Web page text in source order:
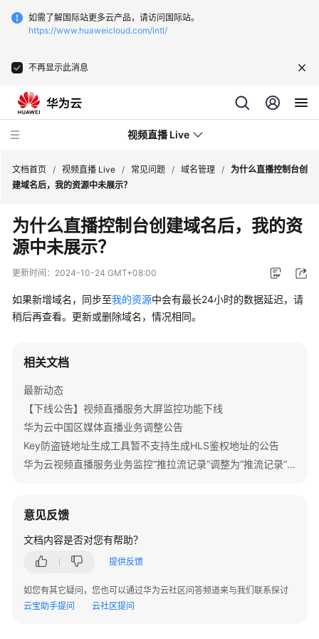
如需了解国际站更多云产品，请访问国际站。
https://www.huaweicloud.com/intl/
不再显示此消息
视频直播 Live
最
新
动
服
务
公
品
介
绍
费
快
云
文档首页 / 视频直播 Live / 常见问题 / 域名管理 / 为什么直播控制台创
建域名后，我的资源中未展示？
为什么直播控制台创建域名后，我的资
源中未展示？
更新时间： 2024-10-24 GMT+08:00
如果新增域名，同步至我的资源中会有最长24小时的数据延迟，请
稍后再查看。更新或删除域名，情况相同。
相关文档
最新动态
【下线公告】视频直播服务大屏监控功能下线
华为云中国区媒体直播业务调整公告
Key防盗链地址生成工具暂不支持生成HLS鉴权地址的公告
华为云视频直播服务业务监控“推拉流记录”调整为“推流记录”的公告
意见反馈
文档内容是否对您有帮助？
提供反馈
如您有其它疑问，您也可以通过华为云社区问答频道来与我们联系探讨
云宝助手提问
云社区提问